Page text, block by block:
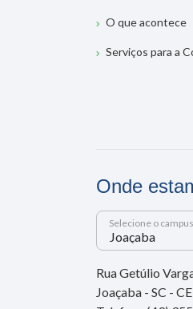
O que acontece
Serviços para a
Onde
Selecione o campus
Rua Getúlio
Joaçaba - SC -